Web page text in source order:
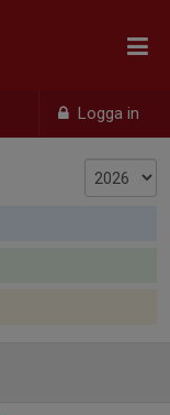
Logga in